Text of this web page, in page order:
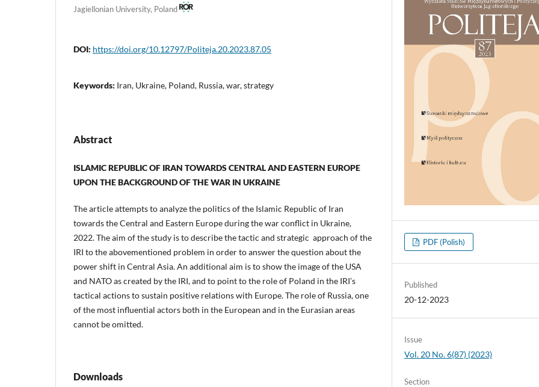
Jagiellonian University, Poland
DOI: https://doi.org/10.12797/Politeja.20.2023.87.05
Keywords: Iran, Ukraine, Poland, Russia, war, strategy
Abstract
ISLAMIC REPUBLIC OF IRAN TOWARDS CENTRAL AND EASTERN EUROPE
UPON THE BACKGROUND OF THE WAR IN UKRAINE
The article attempts to analyze the politics of the Islamic Republic of Iran
towards the Central and Eastern Europe during the war conflict in Ukraine,
2022. The aim of the study is to describe the tactic and strategic approach of the
IRI to the abovementioned problem in order to answer the question about the
power shift in Central Asia. An additional aim is to show the image of the USA
and NATO as created by the IRI, and to point to the role of Poland in the IRI’s
tactical actions to sustain positive relations with Europe. The role of Russia, one
of the most influential actors both in the European and in the Eurasian areas
cannot be omitted.
Downloads
PDF (Polish)
Published
20-12-2023
Issue
Vol. 20 No. 6(87) (2023)
Section